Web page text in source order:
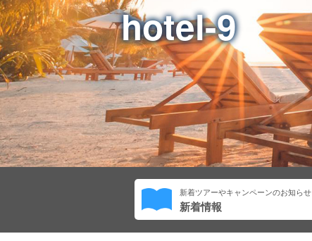
hotel-9
新着ツアーやキャンペーンのお知らせ
新着情報